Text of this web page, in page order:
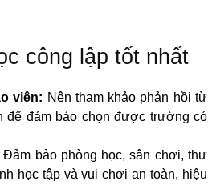
công lập tốt nhất
viên: Nên tham khảo phản hồi từ
để đảm bảo chọn được trường có
Đảm bảo phòng học, sân chơi, thư
học tập và vui chơi an toàn, hiệu